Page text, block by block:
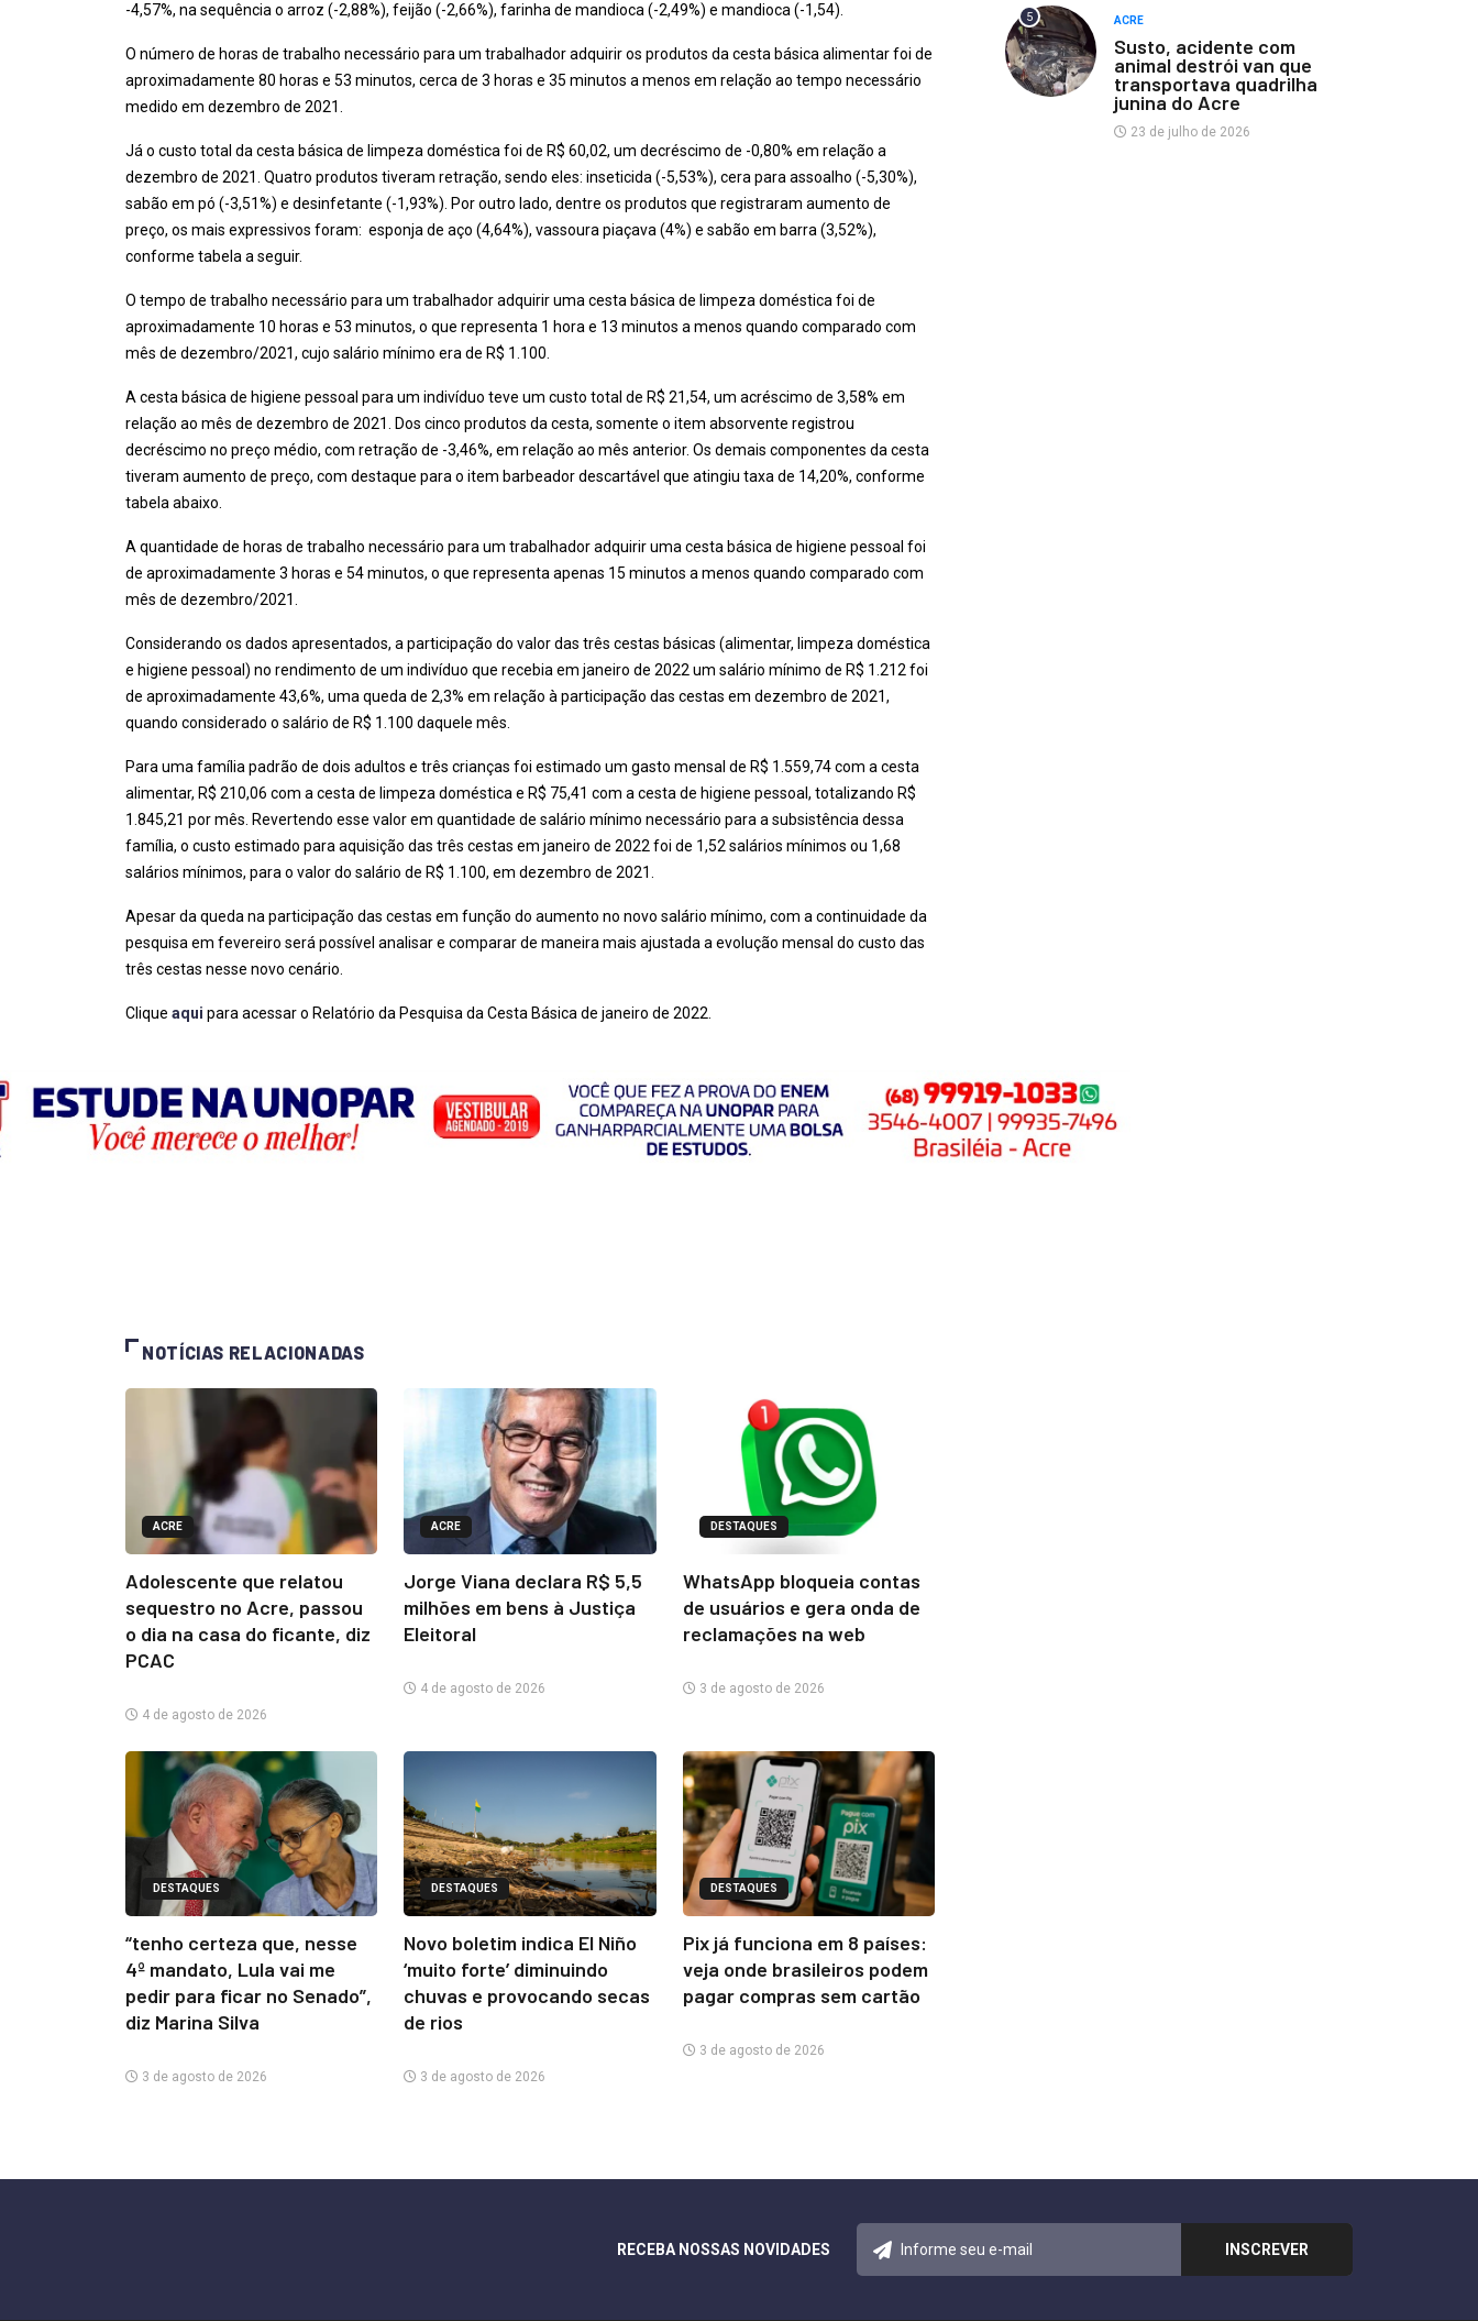
-4,57%, na sequência o arroz (-2,88%), feijão (-2,66%), farinha de mandioca (-2,49%) e mandioca (-1,54).
O número de horas de trabalho necessário para um trabalhador adquirir os produtos da cesta básica alimentar foi de
aproximadamente 80 horas e 53 minutos, cerca de 3 horas e 35 minutos a menos em relação ao tempo necessário
medido em dezembro de 2021.
Já o custo total da cesta básica de limpeza doméstica foi de R$ 60,02, um decréscimo de -0,80% em relação a
dezembro de 2021. Quatro produtos tiveram retração, sendo eles: inseticida (-5,53%), cera para assoalho (-5,30%),
sabão em pó (-3,51%) e desinfetante (-1,93%). Por outro lado, dentre os produtos que registraram aumento de
preço, os mais expressivos foram: esponja de aço (4,64%), vassoura piaçava (4%) e sabão em barra (3,52%),
conforme tabela a seguir.
O tempo de trabalho necessário para um trabalhador adquirir uma cesta básica de limpeza doméstica foi de
aproximadamente 10 horas e 53 minutos, o que representa 1 hora e 13 minutos a menos quando comparado com
mês de dezembro/2021, cujo salário mínimo era de R$ 1.100.
A cesta básica de higiene pessoal para um indivíduo teve um custo total de R$ 21,54, um acréscimo de 3,58% em
relação ao mês de dezembro de 2021. Dos cinco produtos da cesta, somente o item absorvente registrou
decréscimo no preço médio, com retração de -3,46%, em relação ao mês anterior. Os demais componentes da cesta
tiveram aumento de preço, com destaque para o item barbeador descartável que atingiu taxa de 14,20%, conforme
tabela abaixo.
A quantidade de horas de trabalho necessário para um trabalhador adquirir uma cesta básica de higiene pessoal foi
de aproximadamente 3 horas e 54 minutos, o que representa apenas 15 minutos a menos quando comparado com
mês de dezembro/2021.
Considerando os dados apresentados, a participação do valor das três cestas básicas (alimentar, limpeza doméstica
e higiene pessoal) no rendimento de um indivíduo que recebia em janeiro de 2022 um salário mínimo de R$ 1.212 foi
de aproximadamente 43,6%, uma queda de 2,3% em relação à participação das cestas em dezembro de 2021,
quando considerado o salário de R$ 1.100 daquele mês.
Para uma família padrão de dois adultos e três crianças foi estimado um gasto mensal de R$ 1.559,74 com a cesta
alimentar, R$ 210,06 com a cesta de limpeza doméstica e R$ 75,41 com a cesta de higiene pessoal, totalizando R$
1.845,21 por mês. Revertendo esse valor em quantidade de salário mínimo necessário para a subsistência dessa
família, o custo estimado para aquisição das três cestas em janeiro de 2022 foi de 1,52 salários mínimos ou 1,68
salários mínimos, para o valor do salário de R$ 1.100, em dezembro de 2021.
Apesar da queda na participação das cestas em função do aumento no novo salário mínimo, com a continuidade da
pesquisa em fevereiro será possível analisar e comparar de maneira mais ajustada a evolução mensal do custo das
três cestas nesse novo cenário.
Clique aqui para acessar o Relatório da Pesquisa da Cesta Básica de janeiro de 2022.
NOTÍCIAS RELACIONADAS
ACRE
Adolescente que relatou
sequestro no Acre, passou
o dia na casa do ficante, diz
PCAC
4 de agosto de 2026
ACRE
Jorge Viana declara R$ 5,5
milhões em bens à Justiça
Eleitoral
4 de agosto de 2026
DESTAQUES
WhatsApp bloqueia contas
de usuários e gera onda de
reclamações na web
3 de agosto de 2026
DESTAQUES
“tenho certeza que, nesse
4º mandato, Lula vai me
pedir para ficar no Senado”,
diz Marina Silva
3 de agosto de 2026
DESTAQUES
Novo boletim indica El Niño
‘muito forte’ diminuindo
chuvas e provocando secas
de rios
3 de agosto de 2026
DESTAQUES
Pix já funciona em 8 países:
veja onde brasileiros podem
pagar compras sem cartão
3 de agosto de 2026
5 ACRE
Susto, acidente com
animal destrói van que
transportava quadrilha
junina do Acre
23 de julho de 2026
RECEBA NOSSAS NOVIDADES